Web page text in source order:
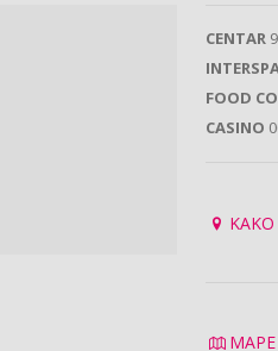
CENTAR
FOOD
CASINO